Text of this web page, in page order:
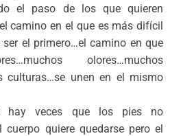
el paso de los que quieren
camino en el que es más difícil
el primero…el camino en que
olores…muchos
culturas…se unen en el mismo
hay veces que los pies no
cuerpo quiere quedarse pero el